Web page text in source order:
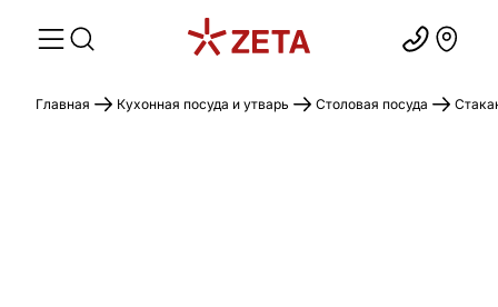
Главная Кухонная посуда и утварь Столовая посуда